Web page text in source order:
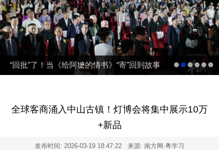
“回批”了！当《给阿嬷的情书》“寄”回到故事
全球客商涌入中山古镇！灯博会将集中展示10万
+新品
发布时间: 2026-03-19 18:47:22 来源: 南方网·粤学习